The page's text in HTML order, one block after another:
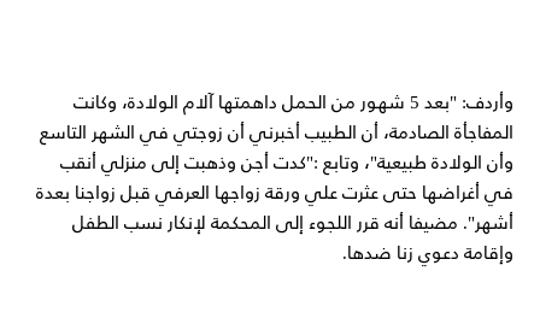
وأردف: "بعد 5 شهور من الحمل داهمتها آلام الولادة، وكانت
المفاجأة الصادمة، أن الطبيب أخبرني أن زوجتي في الشهر التاسع
وأن الولادة طبيعية"، وتابع :"كدت أجن وذهبت إلى منزلي أنقب
في أغراضها حتى عثرت علي ورقة زواجها العرفي قبل زواجنا بعدة
أشهر". مضيفا أنه قرر اللجوء إلى المحكمة لإنكار نسب الطفل
وإقامة دعوي زنا ضدها.